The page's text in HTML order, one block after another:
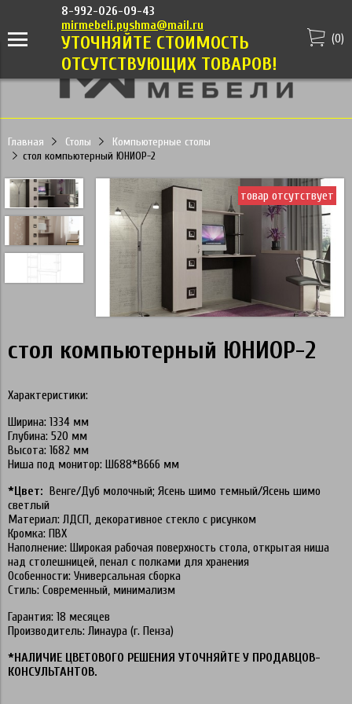
8-992-026-09-43
mirmebeli.pyshma@mail.ru
УТОЧНЯЙТЕ СТОИМОСТЬ
ОТСУТСТВУЮЩИХ ТОВАРОВ!
(0)
Главная Столы
Компьютерные столы
стол компьютерный ЮНИОР-2
товар отсутствует
стол компьютерный ЮНИОР-2
Характеристики:
Ширина: 1334 мм
Глубина: 520 мм
Высота: 1682 мм
Ниша под монитор: Ш688*В666 мм
*Цвет: Венге/Дуб молочный; Ясень шимо темный/Ясень шимо
светлый
Материал: ЛДСП, декоративное стекло с рисунком
Кромка: ПВХ
Наполнение: Широкая рабочая поверхность стола, открытая ниша
над столешницей, пенал с полками для хранения
Особенности: Универсальная сборка
Стиль: Современный, минимализм
Гарантия: 18 месяцев
Производитель: Линаура (г. Пенза)
*НАЛИЧИЕ ЦВЕТОВОГО РЕШЕНИЯ УТОЧНЯЙТЕ У ПРОДАВЦОВ-
КОНСУЛЬТАНТОВ.